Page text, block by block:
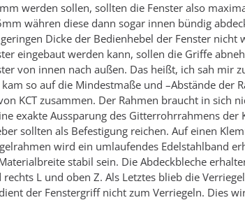
werden sollen, sollten die Fenster also
währen diese dann sogar innen bündig
Dicke der Bedienhebel der Fenster nicht
eingebaut werden kann, sollen die Griffe
von innen nach außen. Das heißt, ich sah mir
so auf die Mindestmaße und –Abstände der
KCT zusammen. Der Rahmen braucht in sich
exakte Aussparung des Gitterrohrrahmens der
sollten als Befestigung reichen. Auf einen
wird ein umlaufendes Edelstahlband
stabil sein. Die Abdeckbleche
L und oben Z. Als Letztes blieb die
der Fenstergriff nicht zum Verriegeln. Dies